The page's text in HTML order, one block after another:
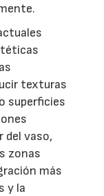
texturas
superficies
del vaso,
zonas
más
y la